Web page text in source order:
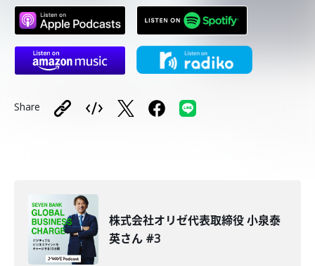
Share
株式会社オリゼ代表取締役 小泉泰
英さん #3